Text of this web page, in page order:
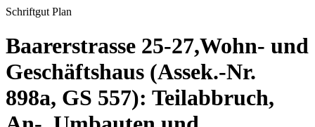
Schriftgut Plan
Baarerstrasse 25-27,Wohn- und
Geschäftshaus (Assek.-Nr.
898a, GS 557): Teilabbruch,